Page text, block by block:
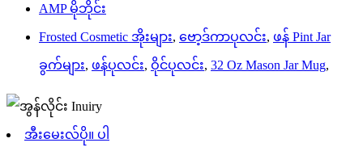
AMP မိုဘိုင်း
Frosted Cosmetic အိုးများ, ဗော့ဒ်ကာပုလင်း, ဖန် Pint Jar
ခွက်များ, ဖန်ပုလင်း, ဝိုင်ပုလင်း, 32 Oz Mason Jar Mug,
အီးမေးလ်ပို။ ပါ